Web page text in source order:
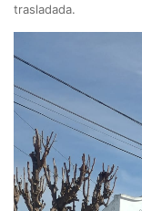
trasladada.